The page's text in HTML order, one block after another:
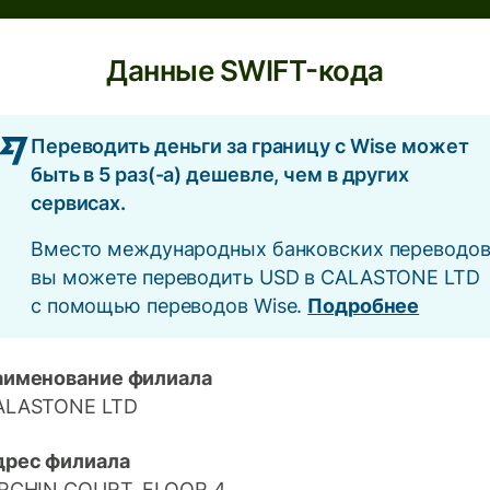
Данные SWIFT-кода
Переводить деньги за границу с Wise может
быть в 5 раз(-а) дешевле, чем в других
сервисах.
Вместо международных банковских переводов
вы можете переводить USD в CALASTONE LTD
с помощью переводов Wise. Подробнее
филиала
LTD
филиала